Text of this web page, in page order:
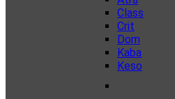
Class
Crit
Dom
Kaba
Keso